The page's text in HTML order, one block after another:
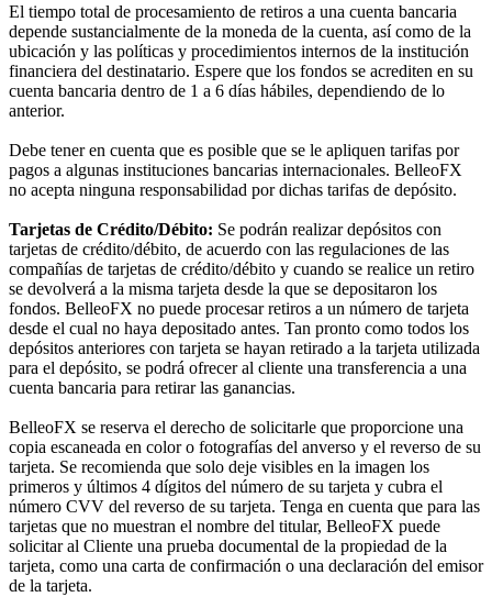
El tiempo total de procesamiento de retiros a una cuenta bancaria
depende sustancialmente de la moneda de la cuenta, así como de la
ubicación y las políticas y procedimientos internos de la institución
financiera del destinatario. Espere que los fondos se acrediten en su
cuenta bancaria dentro de 1 a 6 días hábiles, dependiendo de lo
anterior.
Debe tener en cuenta que es posible que se le apliquen tarifas por
pagos a algunas instituciones bancarias internacionales. BelleoFX
no acepta ninguna responsabilidad por dichas tarifas de depósito.
Tarjetas de Crédito/Débito: Se podrán realizar depósitos con
tarjetas de crédito/débito, de acuerdo con las regulaciones de las
compañías de tarjetas de crédito/débito y cuando se realice un retiro
se devolverá a la misma tarjeta desde la que se depositaron los
fondos. BelleoFX no puede procesar retiros a un número de tarjeta
desde el cual no haya depositado antes. Tan pronto como todos los
depósitos anteriores con tarjeta se hayan retirado a la tarjeta utilizada
para el depósito, se podrá ofrecer al cliente una transferencia a una
cuenta bancaria para retirar las ganancias.
BelleoFX se reserva el derecho de solicitarle que proporcione una
copia escaneada en color o fotografías del anverso y el reverso de su
tarjeta. Se recomienda que solo deje visibles en la imagen los
primeros y últimos 4 dígitos del número de su tarjeta y cubra el
número CVV del reverso de su tarjeta. Tenga en cuenta que para las
tarjetas que no muestran el nombre del titular, BelleoFX puede
solicitar al Cliente una prueba documental de la propiedad de la
tarjeta, como una carta de confirmación o una declaración del emisor
de la tarjeta.